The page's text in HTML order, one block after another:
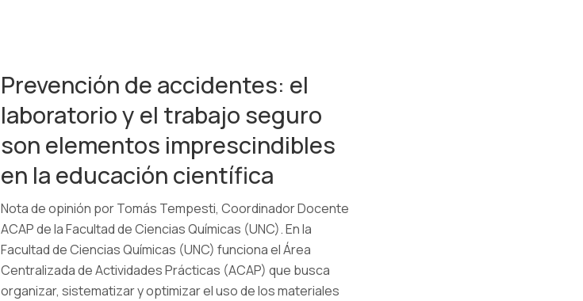
Prevención de accidentes: el
laboratorio y el trabajo seguro
son elementos imprescindibles
en la educación científica
Nota de opinión por Tomás Tempesti, Coordinador Docente
ACAP de la Facultad de Ciencias Químicas (UNC). En la
Facultad de Ciencias Químicas (UNC) funciona el Área
Centralizada de Actividades Prácticas (ACAP) que busca
organizar, sistematizar y optimizar el uso de los materiales